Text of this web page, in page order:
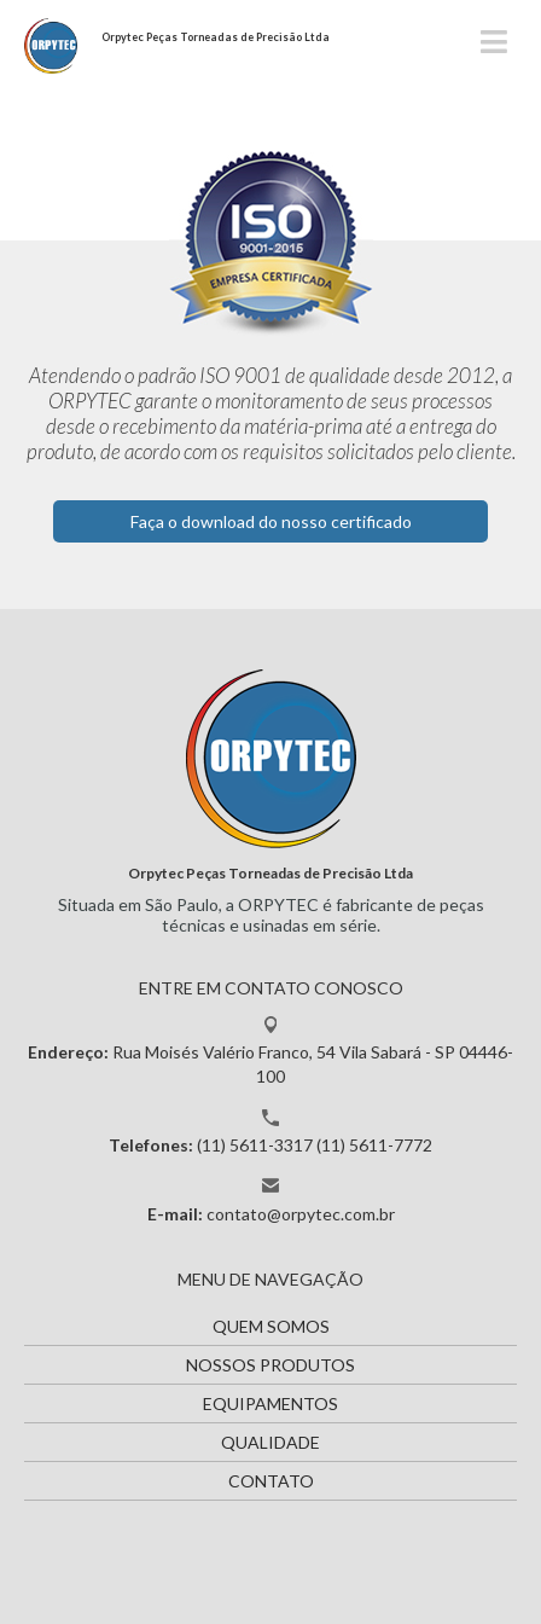
Orpytec Peças Torneadas de Precisão Ltda
Atendendo o padrão ISO 9001 de qualidade desde 2012,a
ORPYTEC garante o monitoramento de seus processos
desde orecebimento da matéria-prima até a entrega do
produto, de acordocom os requisitos solicitados pelo cliente.
Faça o download do nosso certificado
Orpytec Peças Torneadas de Precisão Ltda
Situada em São Paulo, a ORPYTEC é fabricante de peças
técnicas eusinadas em série.
ENTRE EM CONTATO CONOSCO
Endereço: Rua Moisés Valério Franco, 54Vila Sabará - SP 04446-
100
Telefones: (11) 5611-3317(11) 5611-7772
E-mail: contato@orpytec.com.br
MENU DE NAVEGAÇÃO
QUEM SOMOS
NOSSOS PRODUTOS
EQUIPAMENTOS
QUALIDADE
CONTATO